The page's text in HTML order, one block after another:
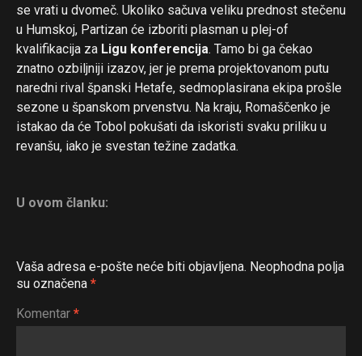
se vrati u dvomeč. Ukoliko sačuva veliku prednost stečenu
u Humskoj, Partizan će izboriti plasman u plej-of
kvalifikacija za Ligu konferencija. Tamo bi ga čekao
znatno ozbiljniji izazov, jer je prema projektovanom putu
naredni rival španski Hetafe, sedmoplasirana ekipa prošle
sezone u španskom prvenstvu. Na kraju, Romaščenko je
istakao da će Tobol pokušati da iskoristi svaku priliku u
revanšu, iako je svestan težine zadatka.
U ovom članku:
Vaša adresa e-pošte neće biti objavljena. Neophodna polja
su označena *
Komentar *